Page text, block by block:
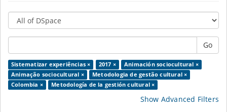
Go
Sistematizar experiências × 2017 ×
Animación sociocultural ×
Animação sociocultural ×
Metodologia de gestão cultural ×
Colombia ×
Metodología de la gestión cultural ×
Show Advanced Filters